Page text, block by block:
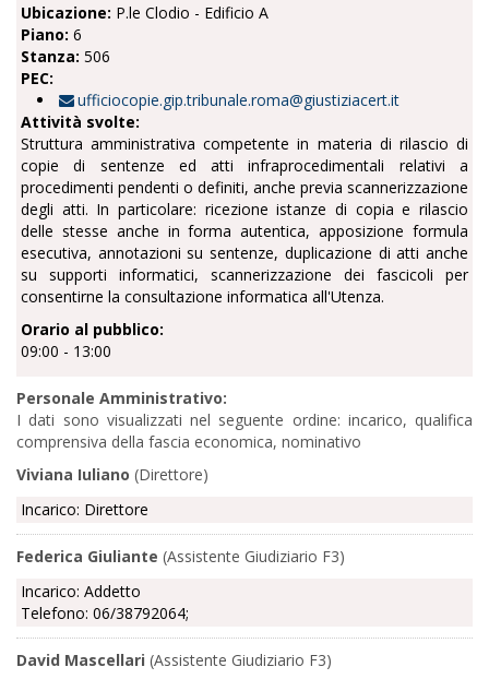
Ubicazione: P.le Clodio - Edificio A
Piano: 6
Stanza: 506
PEC:
ufficiocopie.gip.tribunale.roma@giustiziacert.it
Attività svolte:
Struttura amministrativa competente in materia di rilascio di
copie di sentenze ed atti infraprocedimentali relativi a
procedimenti pendenti o definiti, anche previa scannerizzazione
degli atti. In particolare: ricezione istanze di copia e rilascio
delle stesse anche in forma autentica, apposizione formula
esecutiva, annotazioni su sentenze, duplicazione di atti anche
su supporti informatici, scannerizzazione dei fascicoli per
consentirne la consultazione informatica all'Utenza.
Orario al pubblico:
09:00 - 13:00
Personale Amministrativo:
I dati sono visualizzati nel seguente ordine: incarico, qualifica
comprensiva della fascia economica, nominativo
Viviana Iuliano (Direttore)
Incarico: Direttore
Federica Giuliante (Assistente Giudiziario F3)
Incarico: Addetto
Telefono: 06/38792064;
David Mascellari (Assistente Giudiziario F3)